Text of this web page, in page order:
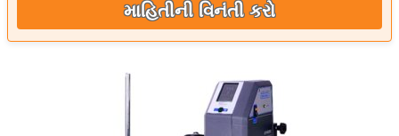
માહિતીની વિનંતી કરો